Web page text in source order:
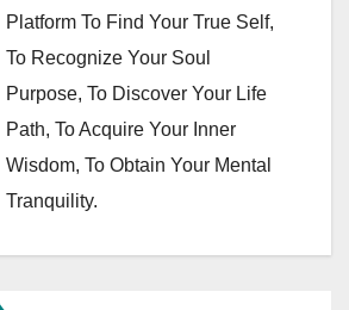
Platform To Find Your True Self,
To Recognize Your Soul
Purpose, To Discover Your Life
Path, To Acquire Your Inner
Wisdom, To Obtain Your Mental
Tranquility.